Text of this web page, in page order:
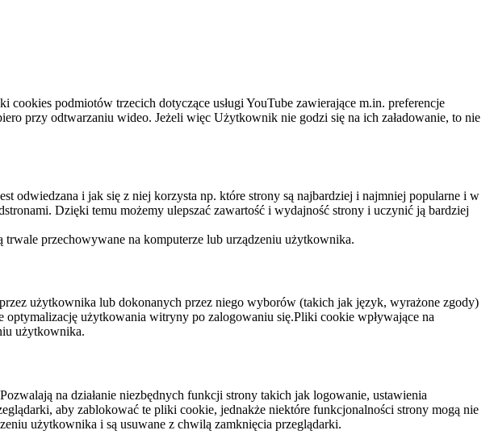
podmiotów trzecich dotyczące usługi YouTube zawierające m.in. preferencje
przy odtwarzaniu wideo. Jeżeli więc Użytkownik nie godzi się na ich załadowanie, to nie
odwiedzana i jak się z niej korzysta np. które strony są najbardziej i najmniej popularne i w
Dzięki temu możemy ulepszać zawartość i wydajność strony i uczynić ją bardziej
przechowywane na komputerze lub urządzeniu użytkownika.
użytkownika lub dokonanych przez niego wyborów (takich jak język, wyrażone zgody)
użytkowania witryny po zalogowaniu się.Pliki cookie wpływające na
użytkownika.
na działanie niezbędnych funkcji strony takich jak logowanie, ustawienia
aby zablokować te pliki cookie, jednakże niektóre funkcjonalności strony mogą nie
użytkownika i są usuwane z chwilą zamknięcia przeglądarki.